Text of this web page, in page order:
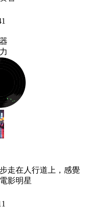
走在人行道上，感覺
影明星